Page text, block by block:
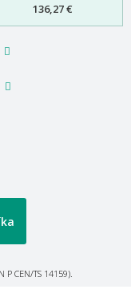
136,27 €
CEN/TS 14159).